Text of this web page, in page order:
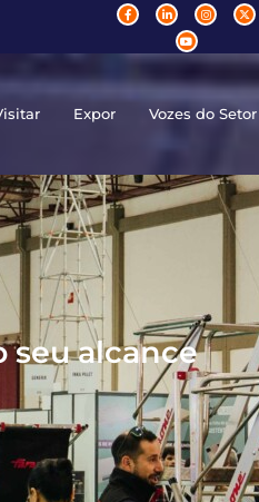
Expor Vozes do Setor
seu alcance